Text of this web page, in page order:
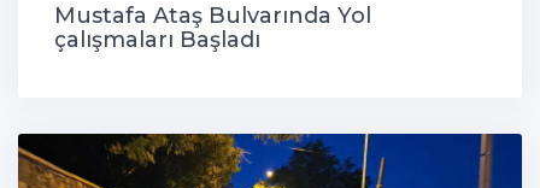
Mustafa Ataş Bulvarında Yol
çalışmaları Başladı